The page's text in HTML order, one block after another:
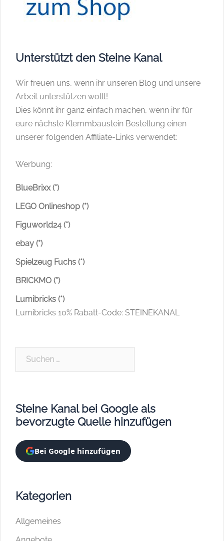
Unterstützt den Steine Kanal
Wir freuen uns, wenn ihr unseren Blog und unsere
Arbeit unterstützen wollt!
Dies könnt ihr ganz einfach machen, wenn ihr für
eure nächste Klemmbaustein Bestellung einen
unserer folgenden Affiliate-Links verwendet:
Werbung:
BlueBrixx (*)
LEGO Onlineshop (*)
Figuworld24 (*)
ebay (*)
Spielzeug Fuchs (*)
BRICKMO (*)
Lumibricks (*)
Lumibricks 10% Rabatt-Code: STEINEKANAL
Steine Kanal bei Google als
bevorzugte Quelle hinzufügen
Bei Google hinzufügen
Kategorien
Allgemeines